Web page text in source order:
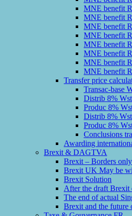
MNE benefit
MNE benefit
MNE benefit
MNE benefit
MNE benefit
MNE benefit
MNE benefit
MNE benefit
Transfer price
Transac-base
Distrib 8%
Produc 8%
Distrib 8%
Produc 8%
Conclusions
Awarding
Brexit & DAGTVA
Brexit – Borders
Brexit UK May be
Brexit Solution
After the draft Brexit
The end of actual
Brexit and the future